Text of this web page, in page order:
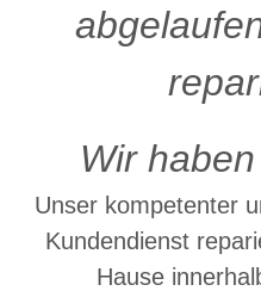
Wir
Unser kompetenter
Kundendienst
Hause